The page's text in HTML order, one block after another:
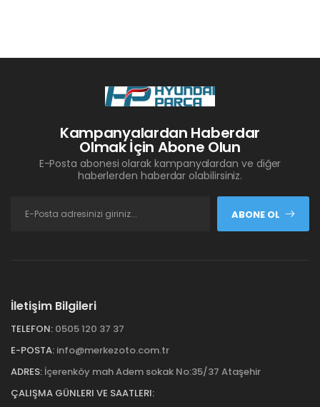
Kampanyalardan Haberdar
Olmak İçin Abone Olun
E-Posta abonesi olarak kampanyalardan ve diğer
haberlerden haberdar olabilirsiniz.
ABONE OL
İletişim Bilgileri
TELEFON: 0505 120 37 37
E-POSTA: info@merkezoto.com.tr
ADRES: İçerenköy mah Adem sokak No:35/37 Ataşehir
ÇALIŞMA GÜNLERI VE SAATLERI: